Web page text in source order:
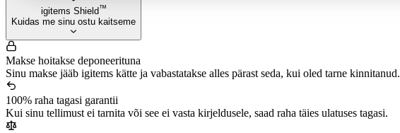
igitems Shield™
Kuidas me sinu ostu kaitseme
Makse hoitakse deponeerituna
Sinu makse jääb igitems kätte ja vabastatakse alles pärast seda, kui oled tarne kinnitanud.
100% raha tagasi garantii
Kui sinu tellimust ei tarnita või see ei vasta kirjeldusele, saad raha täies ulatuses tagasi.